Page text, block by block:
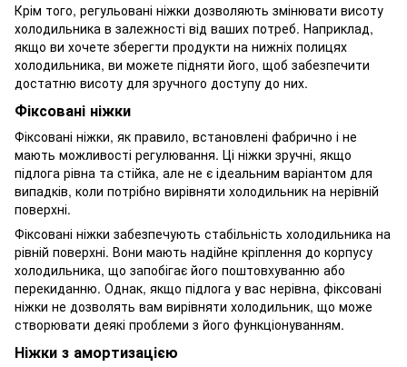
Крім того, регульовані ніжки дозволяють змінювати висоту
холодильника в залежності від ваших потреб. Наприклад,
якщо ви хочете зберегти продукти на нижніх полицях
холодильника, ви можете підняти його, щоб забезпечити
достатню висоту для зручного доступу до них.
Фіксовані ніжки
Фіксовані ніжки, як правило, встановлені фабрично і не
мають можливості регулювання. Ці ніжки зручні, якщо
підлога рівна та стійка, але не є ідеальним варіантом для
випадків, коли потрібно вирівняти холодильник на нерівній
поверхні.
Фіксовані ніжки забезпечують стабільність холодильника на
рівній поверхні. Вони мають надійне кріплення до корпусу
холодильника, що запобігає його поштовхуванню або
перекиданню. Однак, якщо підлога у вас нерівна, фіксовані
ніжки не дозволять вам вирівняти холодильник, що може
створювати деякі проблеми з його функціонуванням.
Ніжки з амортизацією